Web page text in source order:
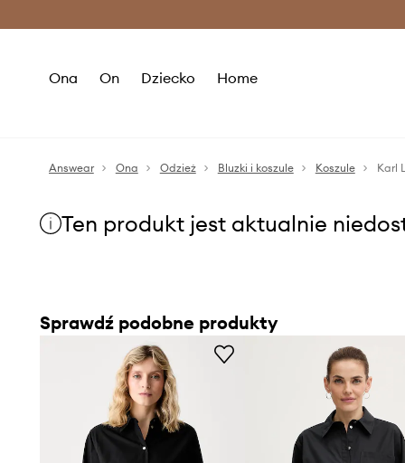
Ona On Dziecko Home
Answear Ona Odzież Bluzki i koszule Koszule Karl
Ten produkt jest aktualnie
Sprawdź podobne produkty